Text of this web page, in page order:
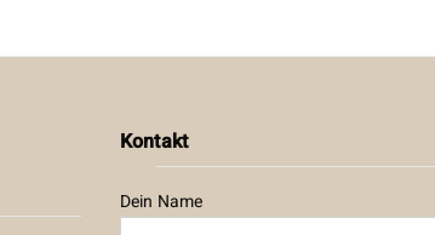
Kontakt
Dein Name